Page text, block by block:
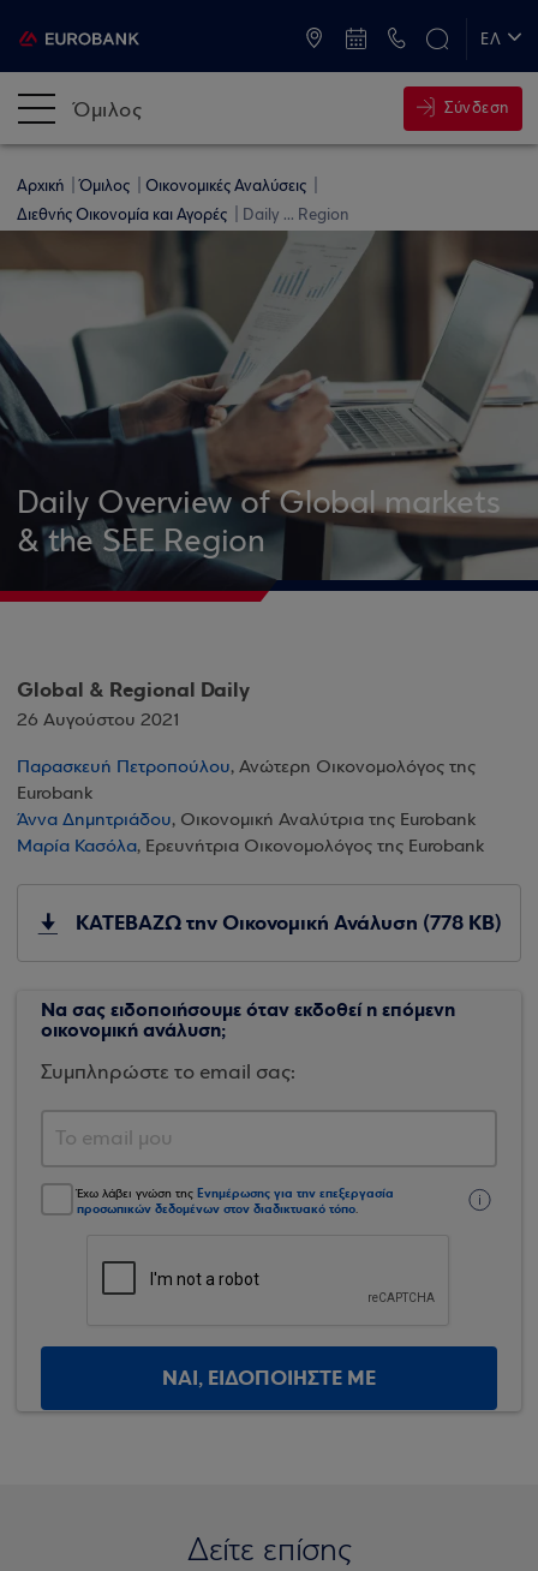
ΕΛ
Όμιλος Σύνδεση
Αρχική Όμιλος
Οικονομικές Αναλύσεις
Διεθνής Οικονομία και Αγορές
Daily ... Region
Daily Overview of Global markets
& the SEE Region
Global & Regional Daily
26 Αυγούστου 2021
Παρασκευή Πετροπούλου, Ανώτερη Οικονομολόγος της
Eurobank
Άννα Δημητριάδου, Οικονομική Αναλύτρια της Eurobank
Μαρία Κασόλα, Ερευνήτρια Οικονομολόγος της Eurobank
ΚΑΤΕΒΑΖΩ την Οικονομική Ανάλυση (778 KB)
Να σας ειδοποιήσουμε όταν εκδοθεί η επόμενη
οικονομική ανάλυση;
Συμπληρώστε το email σας:
Έχω λάβει γνώση της Ενημέρωσης για την επεξεργασία
προσωπικών δεδομένων στον διαδικτυακό τόπο.
ΝΑΙ, ΕΙΔΟΠΟΙΗΣΤΕ ΜΕ
Δείτε επίσης